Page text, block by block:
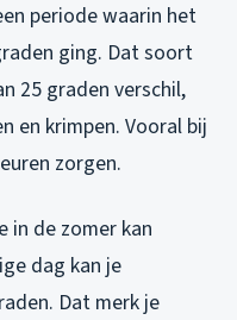
periode waarin het
ging. Dat soort
25 graden verschil,
en krimpen. Vooral bij
zorgen.
in de zomer kan
dag kan je
Dat merk je